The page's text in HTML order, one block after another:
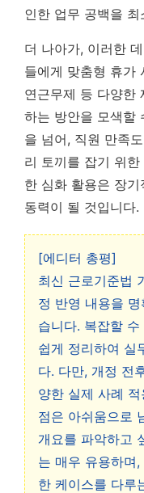
인한 업무 공백을
더 나아가, 이러한
들에게 맞춤형 휴가
연근무제 등 다양한
하는 방안을 모색할
을 넘어, 직원 만족
리 토끼를 잡기 위
한 심화 활용은 장
동력이 될 것입니다.
[에디터 총평]
최신 근로기준법
정 반영 내용을
습니다. 복잡할
쉽게 정리하여 실
다. 다만, 개정 전
양한 실제 사례
점은 아쉬움으로
개요를 파악하고
는 매우 유용하며
한 케이스를 다루